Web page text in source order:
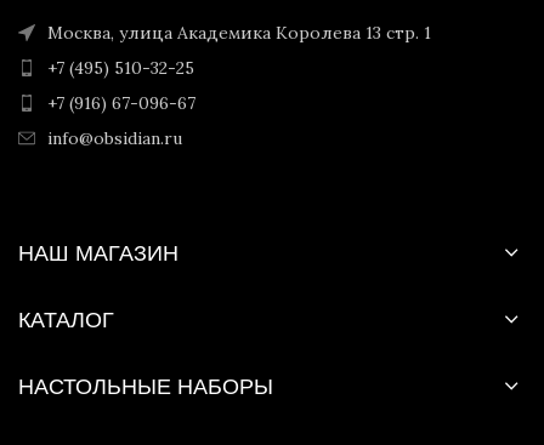
Москва, улица Академика Королева 13 стр. 1
+7 (495) 510-32-25
+7 (916) 67-096-67
info@obsidian.ru
НАШ МАГАЗИН
КАТАЛОГ
НАСТОЛЬНЫЕ НАБОРЫ